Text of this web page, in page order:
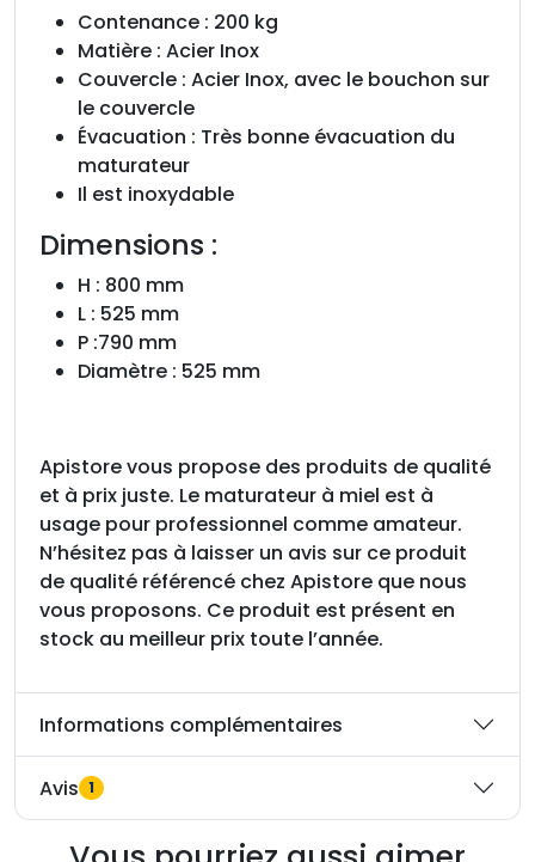
Contenance : 200 kg
Matière : Acier Inox
Couvercle : Acier Inox, avec le bouchon sur
le couvercle
Évacuation : Très bonne évacuation du
maturateur
Il est inoxydable
Dimensions :
H : 800 mm
L : 525 mm
P :790 mm
Diamètre : 525 mm
Apistore vous propose des produits de qualité
et à prix juste. Le maturateur à miel est à
usage pour professionnel comme amateur.
N’hésitez pas à laisser un avis sur ce produit
de qualité référencé chez Apistore que nous
vous proposons. Ce produit est présent en
stock au meilleur prix toute l’année.
Informations complémentaires
Avis 1